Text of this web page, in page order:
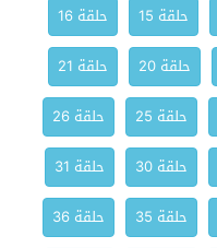
حلقة 15
حلقة 16
حلقة 20
حلقة 21
حلقة 25
حلقة 26
حلقة 30
حلقة 31
حلقة 35
حلقة 36